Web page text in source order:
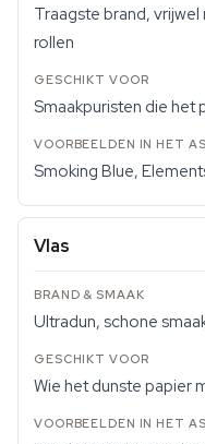
Traagste brand,
rollen
Smaakpuristen die het
Smoking Blue,
Vlas
Ultradun, schone
Wie het dunste papier